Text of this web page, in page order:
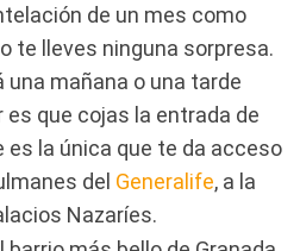
de un mes como
te lleves ninguna sorpresa.
mañana o una tarde
que cojas la entrada de
es la única que te da acceso
del Generalife, a la
Nazaríes.